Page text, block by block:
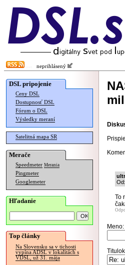
neprihlásený
DSL pripojenie
Ceny DSL
Dostupnosť DSL
Fórum o DSL
Výsledky meraní
Satelitná mapa SR
Merače
Speedmeter Merania
Pingmeter
Googlemeter
Hľadanie
Top články
Na Slovensku sa v tichosti
vypína ADSL v lokalitách s
VDSL, už 31. mája
To
Meno: